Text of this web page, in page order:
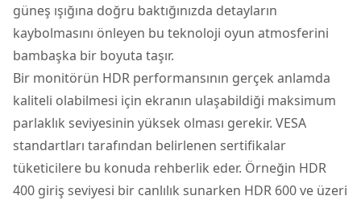
güneş ışığına doğru baktığınızda detayların
kaybolmasını önleyen bu teknoloji oyun atmosferini
bambaşka bir boyuta taşır.
Bir monitörün HDR performansının gerçek anlamda
kaliteli olabilmesi için ekranın ulaşabildiği maksimum
parlaklık seviyesinin yüksek olması gerekir. VESA
standartları tarafından belirlenen sertifikalar
tüketicilere bu konuda rehberlik eder. Örneğin HDR
400 giriş seviyesi bir canlılık sunarken HDR 600 ve üzeri